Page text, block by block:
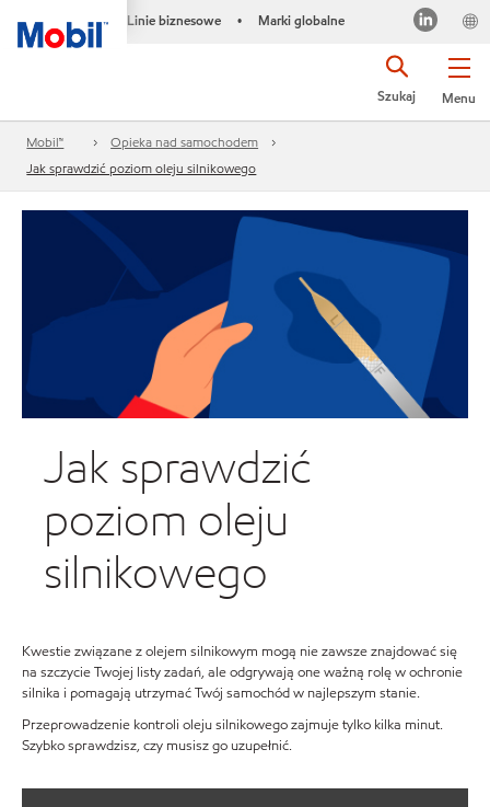
Linie biznesowe • Marki globalne
Menu
Szukaj
Mobil™
Opieka nad samochodem
Jak sprawdzić poziom oleju silnikowego
Jak sprawdzić
poziom oleju
silnikowego
Kwestie związane z olejem silnikowym mogą nie zawsze znajdować się
na szczycie Twojej listy zadań, ale odgrywają one ważną rolę w ochronie
silnika i pomagają utrzymać Twój samochód w najlepszym stanie.
Przeprowadzenie kontroli oleju silnikowego zajmuje tylko kilka minut.
Szybko sprawdzisz, czy musisz go uzupełnić.